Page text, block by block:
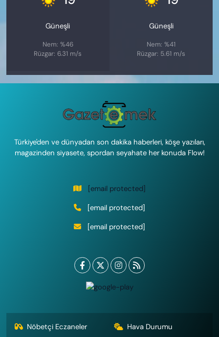
Güneşli
Nem: %46
Rüzgar: 6.31 m/s
Güneşli
Nem: %41
Rüzgar: 5.61 m/s
Türkiye'den ve dünyadan son dakika haberleri, köşe yazıları,
magazinden siyasete, spordan seyahate her konuda Flow!
[email protected]
[email protected]
[email protected]
Nöbetçi Eczaneler Hava Durumu